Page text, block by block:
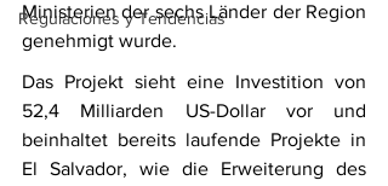
Regulaciones y Tendencias
Ministerien der sechs Länder der Region
genehmigt wurde.
Das Projekt sieht eine Investition von
52,4 Milliarden US-Dollar vor und
beinhaltet bereits laufende Projekte in
El Salvador, wie die Erweiterung des